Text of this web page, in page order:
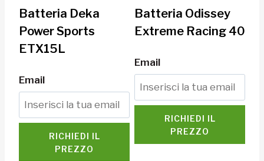
Batteria Deka
Power Sports
ETX15L
Email
RICHIEDI IL
PREZZO
Batteria Odissey
Extreme Racing 40
Email
RICHIEDI IL
PREZZO